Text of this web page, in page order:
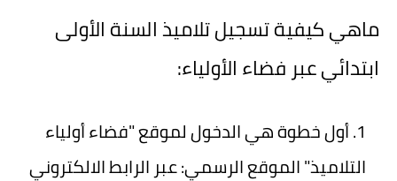
ماهي كيفية تسجيل تلاميذ السنة الأولى
ابتدائي عبر فضاء الأولياء:
أول خطوة هي الدخول لموقع "فضاء أولياء
التلاميذ" الموقع الرسمي: عبر الرابط الالكتروني